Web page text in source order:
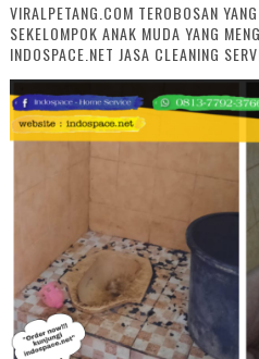
VIRALPETANG.COM TEROBOSAN
SEKELOMPOK ANAK MUDA YANG
INDOSPACE.NET JASA CLEANING